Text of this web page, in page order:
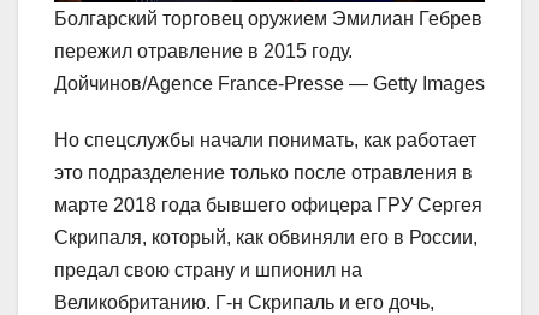
Болгарский торговец оружием Эмилиан Гебрев
пережил отравление в 2015 году.
Дойчинов/Agence France-Presse — Getty Images
Но спецслужбы начали понимать, как работает
это подразделение только после отравления в
марте 2018 года бывшего офицера ГРУ Сергея
Скрипаля, который, как обвиняли его в России,
предал свою страну и шпионил на
Великобританию. Г-н Скрипаль и его дочь,